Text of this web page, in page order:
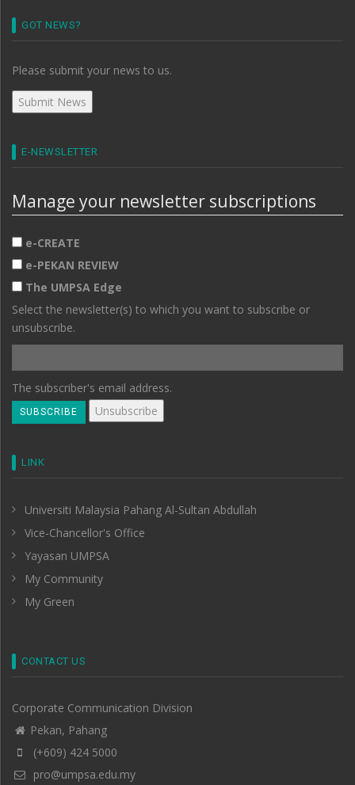
GOT NEWS?
Please submit your news to us.
E-NEWSLETTER
Manage your newsletter subscriptions
e-CREATE
e-PEKAN REVIEW
The UMPSA Edge
Select the newsletter(s) to which you want to subscribe or
unsubscribe.
The subscriber's email address.
LINK
Universiti Malaysia Pahang Al-Sultan Abdullah
Vice-Chancellor's Office
Yayasan UMPSA
My Community
My Green
CONTACT US
Corporate Communication Division
Pekan, Pahang
(+609) 424 5000
pro@umpsa.edu.my